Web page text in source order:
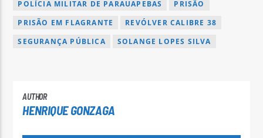
POLÍCIA MILITAR DE PARAUAPEBAS
PRISÃO
PRISÃO EM FLAGRANTE
REVÓLVER CALIBRE 38
SEGURANÇA PÚBLICA
SOLANGE LOPES SILVA
AUTHOR
HENRIQUE GONZAGA